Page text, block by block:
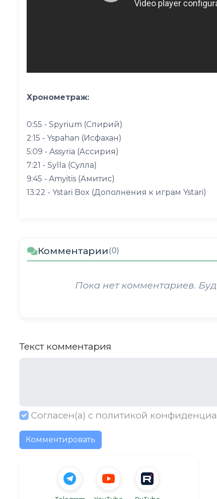
Хронометраж:
0:55 - Spyrium (Спирий)
2:15 - Yspahan (Исфахан)
5:09 - Assyria (Ассирия)
7:21 - Sylla (Сулла)
9:45 - Amyitis (Амитис)
13:22 - Ystari Box (Дополнения к играм Ystari)
Комментарии (0)
Пока нет комментариев.
Текст комментария
Согласен(а) с политикой
Комментировать